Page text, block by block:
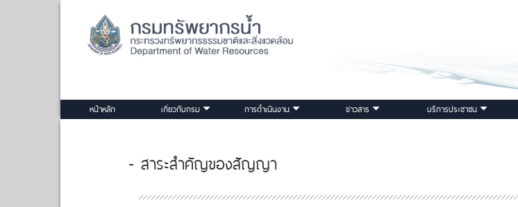
หน้าหลัก เกี่ยวกับกรม การดำเนินงาน ข่าวสาร บริการประชาชน
- สาระสำคัญของสัญญา